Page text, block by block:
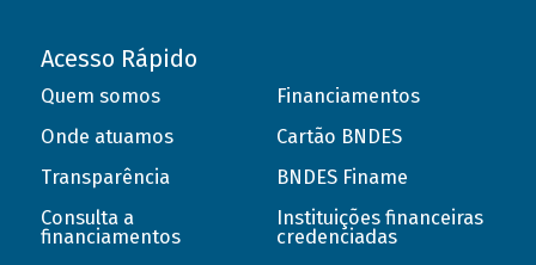
Acesso Rápido
Quem somos
Onde atuamos
Transparência
Consulta a
financiamentos
Financiamentos
Cartão BNDES
BNDES Finame
Instituições financeiras
credenciadas